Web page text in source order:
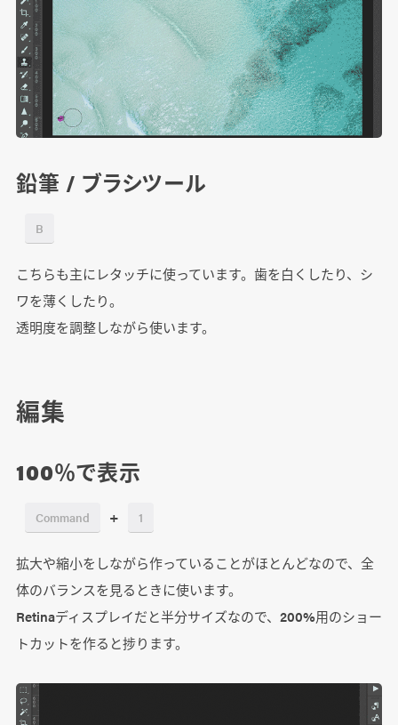
鉛筆 / ブラシツール
B
こちらも主にレタッチに使っています。歯を白くしたり、シ
ワを薄くしたり。
透明度を調整しながら使います。
編集
100％で表示
Command + 1
拡大や縮小をしながら作っていることがほとんどなので、全
体のバランスを見るときに使います。
Retinaディスプレイだと半分サイズなので、200%用のショー
トカットを作ると捗ります。